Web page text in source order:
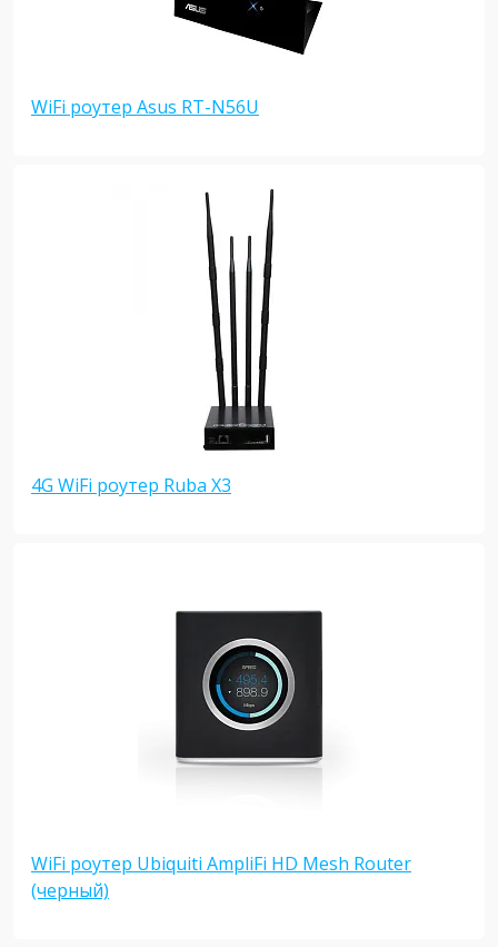
WiFi роутер Asus RT-N56U
4G WiFi роутер Ruba X3
WiFi роутер Ubiquiti AmpliFi HD Mesh Router
(черный)